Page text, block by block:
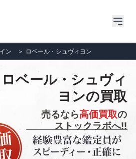
ン ＞ ロベール・シュヴィヨン
ロベール・シュヴィ
ヨンの買取
売るなら高価買取の
ストックラボへ!!